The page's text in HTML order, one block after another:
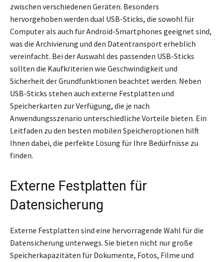
zwischen verschiedenen Geräten. Besonders
hervorgehoben werden dual USB-Sticks, die sowohl für
Computer als auch für Android-Smartphones geeignet sind,
was die Archivierung und den Datentransport erheblich
vereinfacht. Bei der Auswahl des passenden USB-Sticks
sollten die Kaufkriterien wie Geschwindigkeit und
Sicherheit der Grundfunktionen beachtet werden. Neben
USB-Sticks stehen auch externe Festplatten und
Speicherkarten zur Verfügung, die je nach
Anwendungsszenario unterschiedliche Vorteile bieten. Ein
Leitfaden zu den besten mobilen Speicheroptionen hilft
Ihnen dabei, die perfekte Lösung für Ihre Bedürfnisse zu
finden.
Externe Festplatten für
Datensicherung
Externe Festplatten sind eine hervorragende Wahl für die
Datensicherung unterwegs. Sie bieten nicht nur große
Speicherkapazitäten für Dokumente, Fotos, Filme und